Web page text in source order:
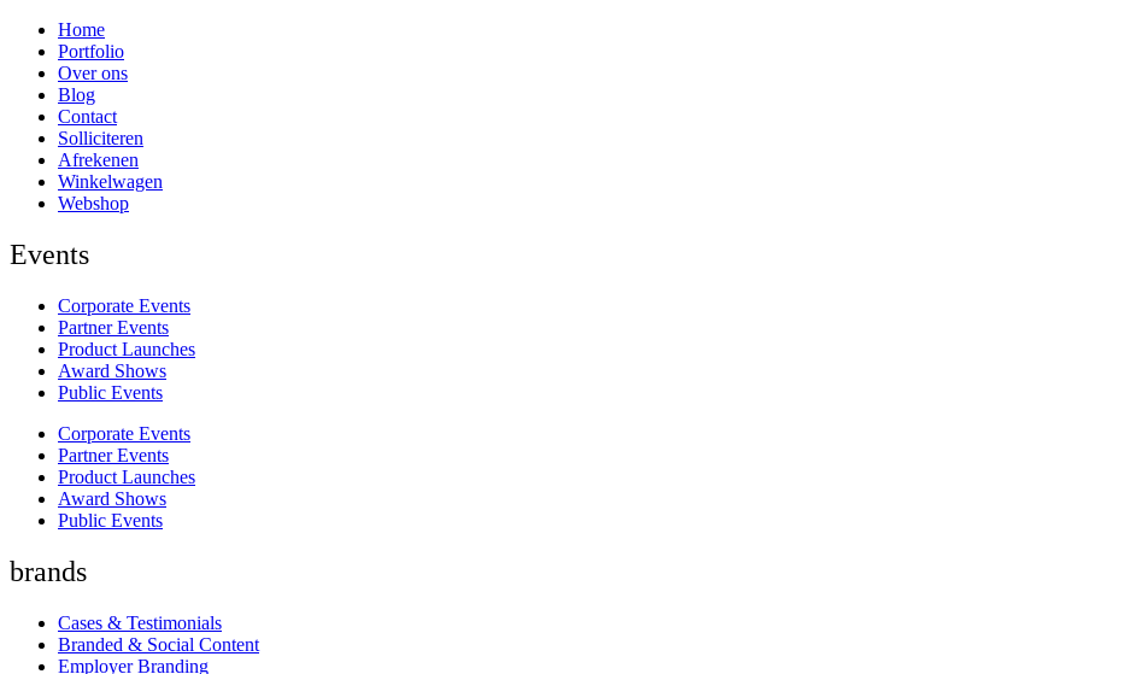
Home
Portfolio
Over ons
Blog
Contact
Solliciteren
Afrekenen
Winkelwagen
Webshop
Events
Corporate Events
Partner Events
Product Launches
Award Shows
Public Events
Corporate Events
Partner Events
Product Launches
Award Shows
Public Events
brands
Cases & Testimonials
Branded & Social Content
Employer Branding